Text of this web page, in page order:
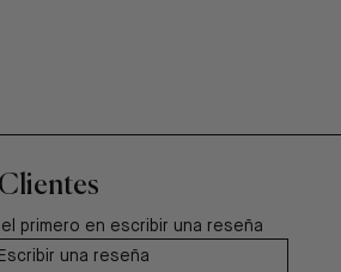
primero en escribir una reseña
Escribir una reseña